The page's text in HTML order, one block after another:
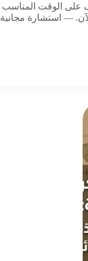
على الوقت المناسب
— استشارة مجانية